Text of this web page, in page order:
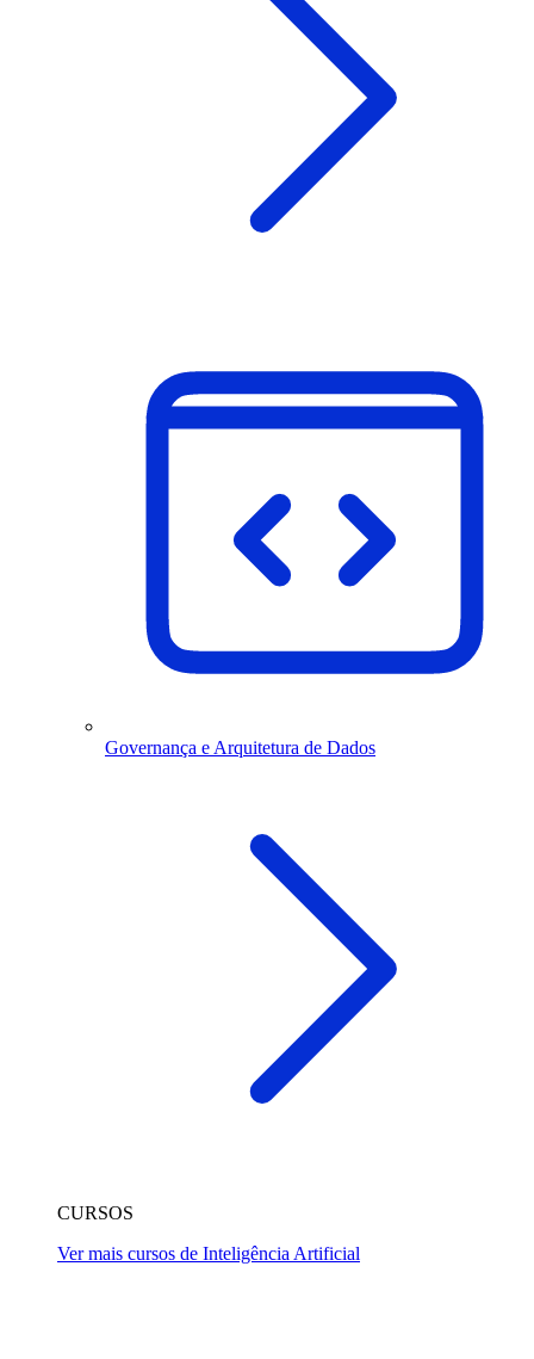
Governança e Arquitetura de Dados
CURSOS
Ver mais cursos de Inteligência Artificial